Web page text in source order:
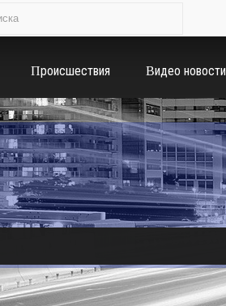
Происшествия Видео новости